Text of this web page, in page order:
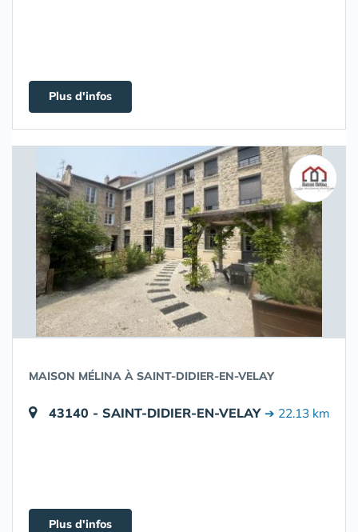
Plus d'infos
MAISON MÉLINA À SAINT-DIDIER-EN-VELAY
43140 - SAINT-DIDIER-EN-VELAY ➔ 22.13 km
Plus d'infos